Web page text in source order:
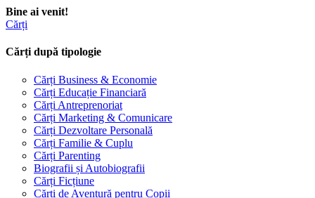
Bine ai venit!
Cărți
Cărți după tipologie
Cărți Business & Economie
Cărți Educație Financiară
Cărți Antreprenoriat
Cărți Marketing & Comunicare
Cărți Dezvoltare Personală
Cărți Familie & Cuplu
Cărți Parenting
Biografii și Autobiografii
Cărți Ficțiune
Cărți de Aventură pentru Copii